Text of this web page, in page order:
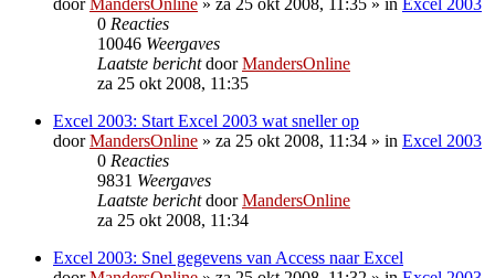
0 Reacties
10046 Weergaves
Laatste berichtdoorMandersOnline
za 25 okt 2008, 11:35
Excel 2003: Start Excel 2003 wat sneller op
doorMandersOnline » za 25 okt 2008, 11:34 » in Excel 2003
0 Reacties
9831 Weergaves
Laatste berichtdoorMandersOnline
za 25 okt 2008, 11:34
Excel 2003: Snel gegevens van Access naar Excel